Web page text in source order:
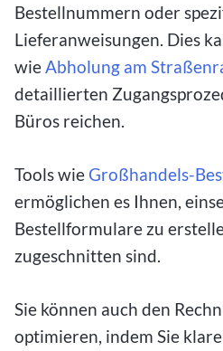
Bestellnummern oder
Lieferanweisungen. Dies
wieAbholung am
detaillierten
Büros reichen.
Tools wie Großhandels-
ermöglichen es Ihnen,
Bestellformulare zu
zugeschnitten sind.
Sie können auch den
optimieren, indem Sie